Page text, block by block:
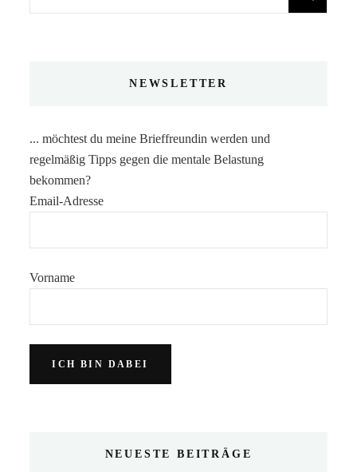
nach:
NEWSLETTER
... möchtest du meine Brieffreundin werden und
regelmäßig Tipps gegen die mentale Belastung
bekommen?
Email-Adresse
Vorname
NEUESTE BEITRÄGE